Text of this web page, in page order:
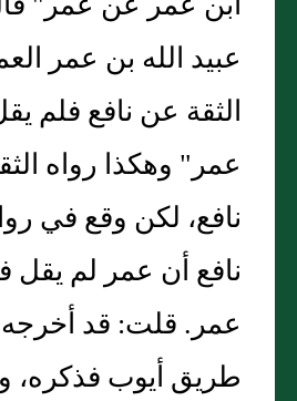
عبيد الله بن عمر
الثقة عن نافع فلم
عمر" وهكذا رواه
نافع، لكن وقع في
نافع أن عمر لم يقل
عمر. قلت: قد
طريق أيوب فذكره،